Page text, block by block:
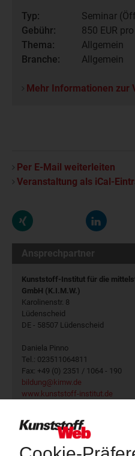
Typ:
Seminar
Gebühr:
850 EUR
Thema:
Allgemein
Branche:
Allgemein
Mehr Informationen zur
Per E-Mail weiterleiten
Veranstaltung als iCal-
Ansprechpartner
Kunststoff-Institut für die
GmbH (K.I.M.W.)
Karolinenstr. 8
Lüdenscheid
DE - 58507 Lüdenscheid
Daniela Pinno
Tel.: 023511064811
Fax: +49 (0) 2351 / 1064 - 190
bildung@kimw.de
www.kunststoff-institut.de